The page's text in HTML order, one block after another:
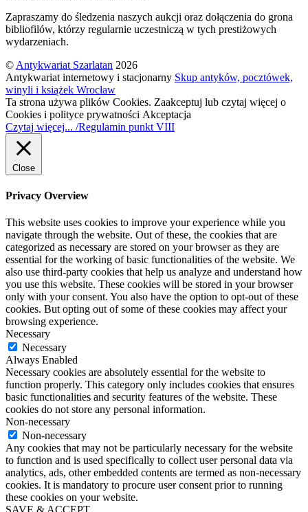
Zapraszamy do śledzenia naszych aukcji oraz dołączenia do grona
bibliofilów, którzy regularnie uczestniczą w tych prestiżowych
wydarzeniach.
© Antykwariat Szarlatan 2026
Antykwariat internetowy i stacjonarny Skup antyków, pocztówek,
winyli i książek Wrocław
Ta strona używa plików Cookies. Zaakceptuj lub czytaj więcej o
Cookies i polityce prywatności Akceptacja
Czytaj więcej... /Regulamin punkt VIII
Close
Privacy Overview
This website uses cookies to improve your experience while you
navigate through the website. Out of these, the cookies that are
categorized as necessary are stored on your browser as they are
essential for the working of basic functionalities of the website. We
also use third-party cookies that help us analyze and understand how
you use this website. These cookies will be stored in your browser
only with your consent. You also have the option to opt-out of these
cookies. But opting out of some of these cookies may affect your
browsing experience.
Necessary
Necessary
Always Enabled
Necessary cookies are absolutely essential for the website to
function properly. This category only includes cookies that ensures
basic functionalities and security features of the website. These
cookies do not store any personal information.
Non-necessary
Non-necessary
Any cookies that may not be particularly necessary for the website
to function and is used specifically to collect user personal data via
analytics, ads, other embedded contents are termed as non-necessary
cookies. It is mandatory to procure user consent prior to running
these cookies on your website.